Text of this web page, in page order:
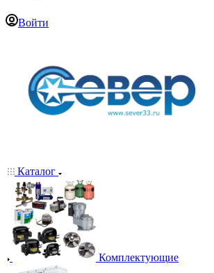
Войти
Каталог
Комплектующие